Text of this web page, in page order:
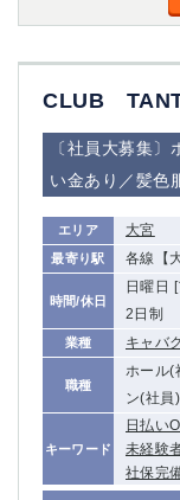
CLUB
〔社員大募集
い金あり／髪色
エリア 大宮
最寄り駅 各線【
時間/休日
日曜日
2日制
業種 キャバ
職種
ホール(
ン(社員
キーワード
日払い
未経験
社保完